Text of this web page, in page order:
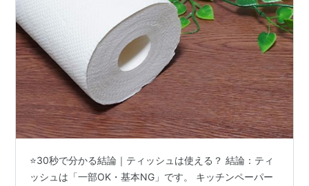
⭐30秒で分かる結論｜ティッシュは使える？ 結論：ティ
ッシュは「一部OK・基本NG」です。 キッチンペーパー